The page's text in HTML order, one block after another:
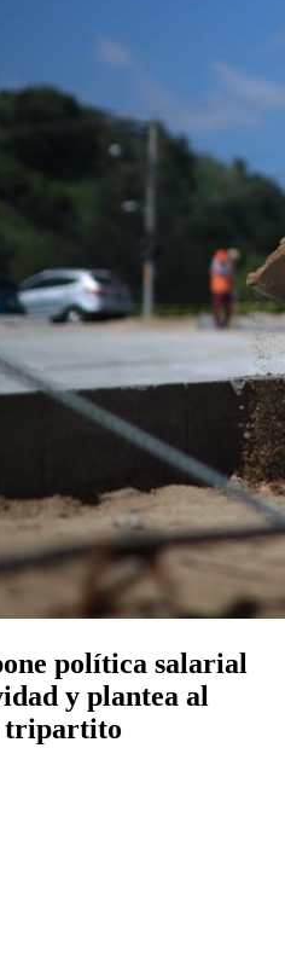
política salarial
y plantea al
tripartito